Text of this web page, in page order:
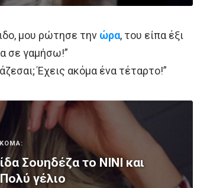
μου ρώτησε την ώρα, του είπα έξι
σε γαμήσω!”
Έχεις ακόμα ένα τέταρτο!”
Σουηδέζα το ΝΙΝΙ και
γέλιο